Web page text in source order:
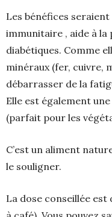
Les bénéfices
immunitaire , aide à la
diabétiques. Comme
minéraux (fer, cuivre,
débarrasser de la
Elle est également
(parfait pour les
C’est un aliment
le souligner.
La dose conseillée est